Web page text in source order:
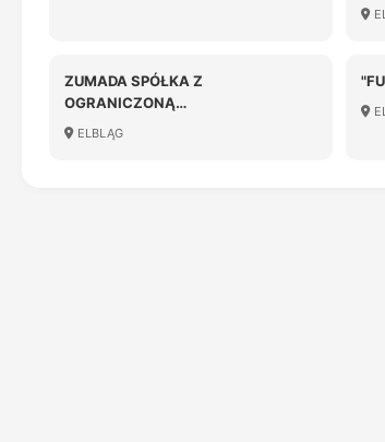
ZUMADA SPÓŁKA Z
OGRANICZONĄ
ODPOWIEDZIALNOŚCIĄ
ELBLĄG